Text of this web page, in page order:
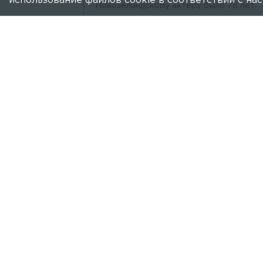
Новозеландскому актёру было 78 лет.